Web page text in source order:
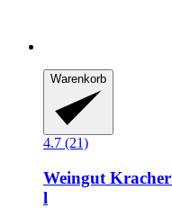
Warenkorb
4.7 (21)
Weingut Kracher
l